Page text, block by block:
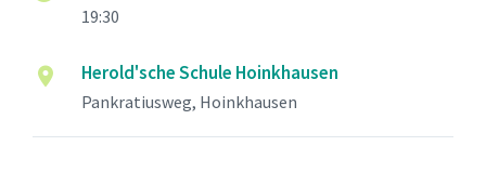
19:30
Herold'sche Schule Hoinkhausen
Pankratiusweg, Hoinkhausen